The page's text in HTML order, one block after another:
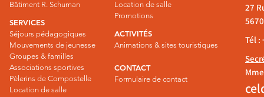
Bâtiment R. Schuman
SERVICES
Séjours pédagogiques
Mouvements de jeunesse
Groupes & familles
Associations sportives
Pèlerins de Compostelle
Location de salle
Location de salle
Promotions
ACTIVITÉS
Animations & sites touristiques
CONTACT
Formulaire de contact
27
Tél :